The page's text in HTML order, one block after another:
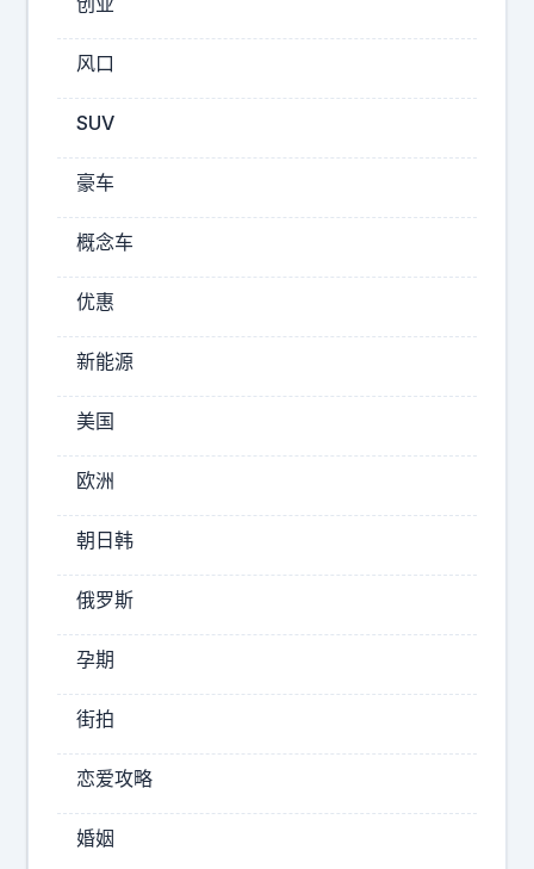
的
概
率
增
大
，
抢
的
位
如
开
对
面
2026-
09
高
观
乐
风口
SUV
豪车
概念车
优惠
新能源
美国
欧洲
朝日韩
俄罗斯
孕期
街拍
恋爱攻略
婚姻